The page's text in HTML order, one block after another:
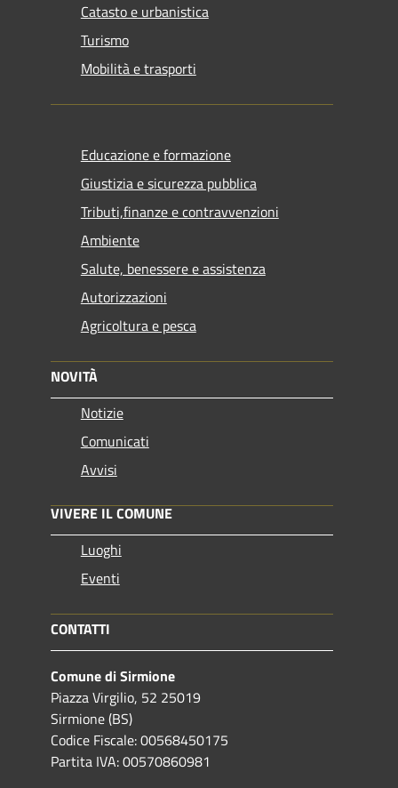
Catasto e urbanistica
Turismo
Mobilità e trasporti
Educazione e formazione
Giustizia e sicurezza pubblica
Tributi,finanze e contravvenzioni
Ambiente
Salute, benessere e assistenza
Autorizzazioni
Agricoltura e pesca
NOVITÀ
Notizie
Comunicati
Avvisi
VIVERE IL COMUNE
Luoghi
Eventi
CONTATTI
Comune di Sirmione
Piazza Virgilio, 52 25019
Sirmione (BS)
Codice Fiscale: 00568450175
Partita IVA: 00570860981